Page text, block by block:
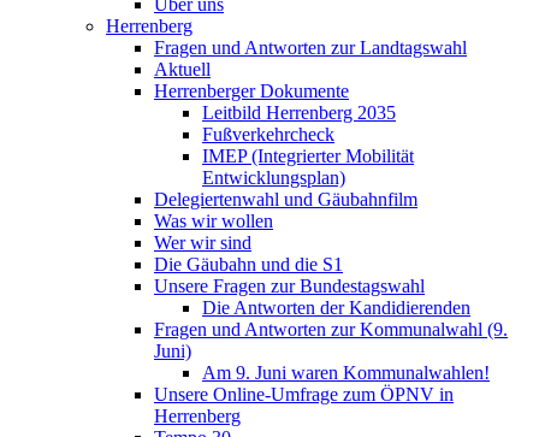
Über uns
Herrenberg
Fragen und Antworten zur Landtagswahl
Aktuell
Herrenberger Dokumente
Leitbild Herrenberg 2035
Fußverkehrcheck
IMEP (Integrierter Mobilität
Entwicklungsplan)
Delegiertenwahl und Gäubahnfilm
Was wir wollen
Wer wir sind
Die Gäubahn und die S1
Unsere Fragen zur Bundestagswahl
Die Antworten der Kandidierenden
Fragen und Antworten zur Kommunalwahl (9.
Juni)
Am 9. Juni waren Kommunalwahlen!
Unsere Online-Umfrage zum ÖPNV in
Herrenberg